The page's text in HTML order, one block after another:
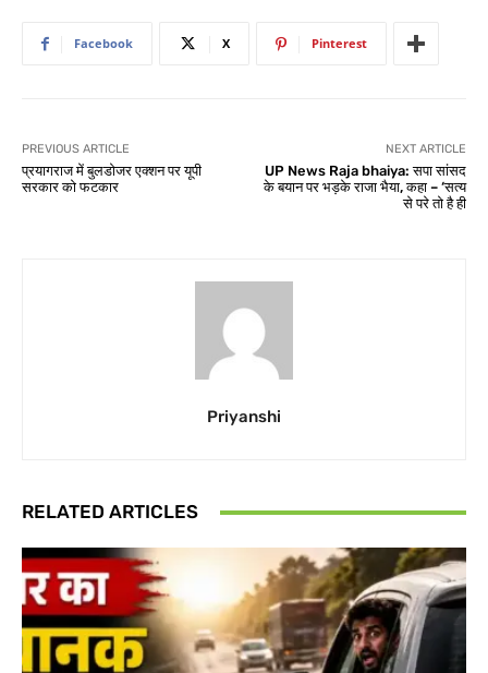
Facebook X Pinterest
PREVIOUS ARTICLE
प्रयागराज में बुलडोजर एक्शन पर यूपी
सरकार को फटकार
NEXT ARTICLE
UP News Raja bhaiya: सपा सांसद
के बयान पर भड़के राजा भैया, कहा – ‘सत्य
से परे तो है ही
Priyanshi
RELATED ARTICLES